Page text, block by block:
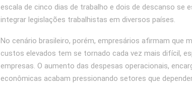
escala de cinco dias de trabalho e dois de descanso se
integrar legislações trabalhistas em diversos países.
No cenário brasileiro, porém, empresários afirmam que
custos elevados tem se tornado cada vez mais difícil,
empresas. O aumento das despesas operacionais,
econômicas acabam pressionando setores que